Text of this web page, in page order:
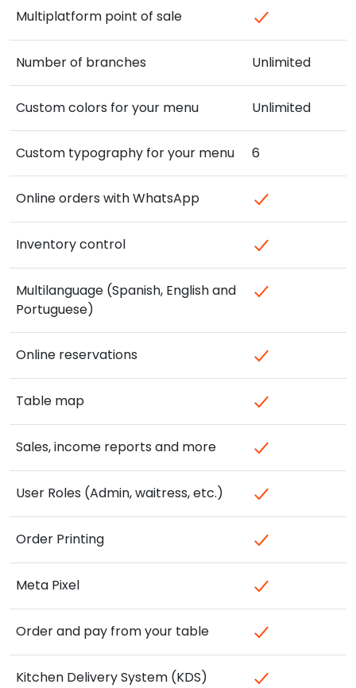
Multiplatform point of sale
Number of branches Unlimited
Custom colors for your menu Unlimited
Custom typography for your menu 6
Online orders with WhatsApp
Inventory control
Multilanguage (Spanish, English and
Portuguese)
Online reservations
Table map
Sales, income reports and more
User Roles (Admin, waitress, etc.)
Order Printing
Meta Pixel
Order and pay from your table
Kitchen Delivery System (KDS)